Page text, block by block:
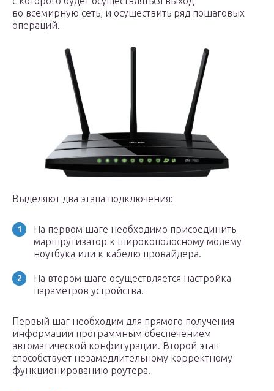
во всемирную сеть, и осуществить ряд пошаговых
операций.
Выделяют два этапа подключения:
На первом шаге необходимо присоединить
маршрутизатор к широкополосному модему
ноутбука или к кабелю провайдера.
На втором шаге осуществляется настройка
параметров устройства.
Первый шаг необходим для прямого получения
информации программным обеспечением
автоматической конфигурации. Второй этап
способствует незамедлительному корректному
функционированию роутера.